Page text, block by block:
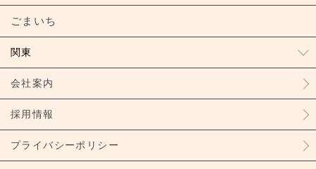
ごまいち
関東
会社案内
採用情報
プライバシーポリシー